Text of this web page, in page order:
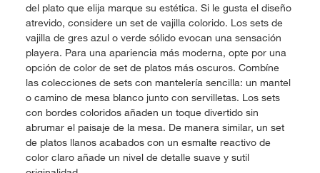
del plato que elija marque su estética. Si le gusta el diseño
atrevido, considere un set de vajilla colorido. Los sets de
vajilla de gres azul o verde sólido evocan una sensación
playera. Para una apariencia más moderna, opte por una
opción de color de set de platos más oscuros. Combíne
las colecciones de sets con mantelería sencilla: un mantel
o camino de mesa blanco junto con servilletas. Los sets
con bordes coloridos añaden un toque divertido sin
abrumar el paisaje de la mesa. De manera similar, un set
de platos llanos acabados con un esmalte reactivo de
color claro añade un nivel de detalle suave y sutil